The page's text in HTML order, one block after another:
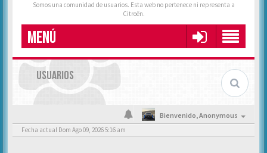
Somos una comunidad de usuarios. Esta web no pertenece ni representa a
Citroën.
MENÚ
USUARIOS
Bienvenido,Anonymous
Fecha actual Dom Ago 09, 2026 5:16 am